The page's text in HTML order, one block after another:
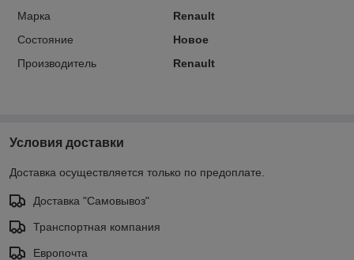
Марка
Renault
Состояние
Новое
Производитель
Renault
Условия доставки
Доставка осуществляется только по предоплате.
Доставка "Самовывоз"
Транспортная компания
Европочта